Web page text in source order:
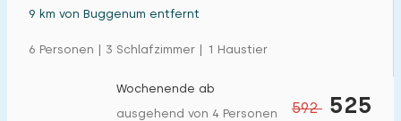
9 km von Buggenum entfernt
6 Personen | 3 Schlafzimmer | 1 Haustier
592 525
Wochenende ab
ausgehend von 4 Personen